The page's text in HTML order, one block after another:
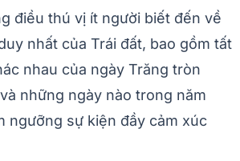
điều thú vị ít người biết đến về
nhất của Trái đất, bao gồm tất
nhau của ngày Trăng tròn
những ngày nào trong năm
ngưỡng sự kiện đầy cảm xúc